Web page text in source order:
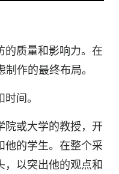
的质量和影响力。在
作的最终布局。
间。
院或大学的教授，开
他的学生。在整个采
，以突出他的观点和